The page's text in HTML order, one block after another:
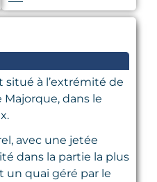
situé à l’extrémité de
Majorque, dans le
avec une jetée
dans la partie la plus
un quai géré par le